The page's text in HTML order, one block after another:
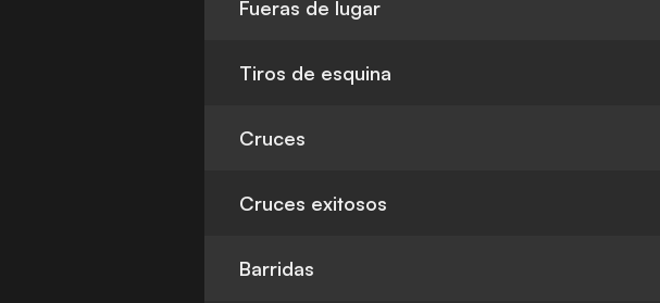
Fueras de lugar
Tiros de esquina
Cruces
Cruces exitosos
Barridas